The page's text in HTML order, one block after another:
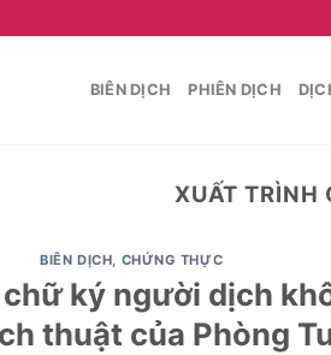
BIÊN DỊCH PHIÊN DỊCH
XUẤT TRÌNH
BIÊN DỊCH, CHỨNG THỰC
ký người dịch
thuật của Phòng